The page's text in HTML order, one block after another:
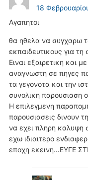
18
Αγαπητοι
θα ηθελα να συγχαρω
εκπαιδευτικους για
Ειναι εξαιρετικη και
αναγνωστη σε πηγες
τα γεγονοτα και την
συνολικη παρουσιαση
Η επιλεγμενη
παρουσιασεις δινουν
να εχει πληρη καλυψη
εχω ιδιαιτερο
εποχη εκεινη…ΕΥΓΕ